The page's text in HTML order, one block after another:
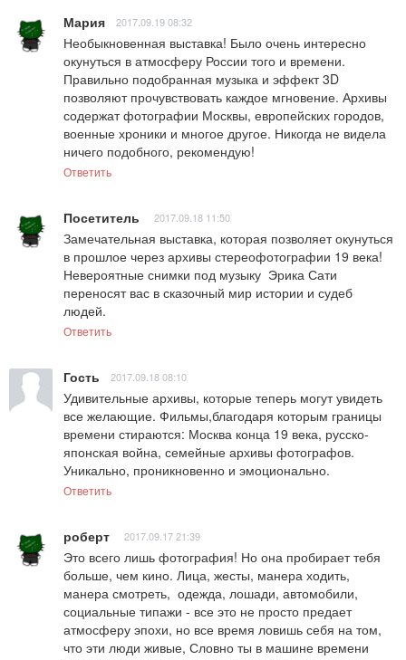
Мария 2017.09.19 08:32
Необыкновенная выставка! Было очень интересно
окунуться в атмосферу России того и времени.
Правильно подобранная музыка и эффект 3D
позволяют прочувствовать каждое мгновение. Архивы
содержат фотографии Москвы, европейских городов,
военные хроники и многое другое. Никогда не видела
ничего подобного, рекомендую!
Ответить
Посетитель 2017.09.18 11:50
Замечательная выставка, которая позволяет окунуться
в прошлое через архивы стереофотографии 19 века!
Невероятные снимки под музыку  Эрика Сати
переносят вас в сказочный мир истории и судеб
людей.
Ответить
Гость 2017.09.18 08:10
Удивительные архивы, которые теперь могут увидеть
все желающие. Фильмы,благодаря которым границы
времени стираются: Москва конца 19 века, русско-
японская война, семейные архивы фотографов.
Уникально, проникновенно и эмоционально.
Ответить
роберт 2017.09.17 21:39
Это всего лишь фотография! Но она пробирает тебя
больше, чем кино. Лица, жесты, манера ходить,
манера смотреть,  одежда, лошади, автомобили,
социальные типажи - все это не просто предает
атмосферу эпохи, но все время ловишь себя на том,
что эти люди живые, Словно ты в машине времени